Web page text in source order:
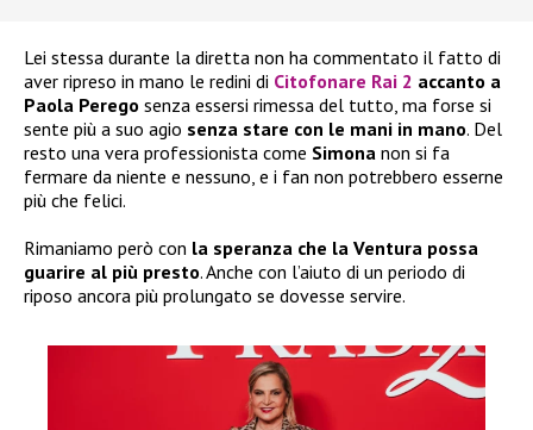
Lei stessa durante la diretta non ha commentato il fatto di
aver ripreso in mano le redini di Citofonare Rai 2 accanto a
Paola Perego senza essersi rimessa del tutto, ma forse si
sente più a suo agio senza stare con le mani in mano. Del
resto una vera professionista come Simona non si fa
fermare da niente e nessuno, e i fan non potrebbero esserne
più che felici.
Rimaniamo però con la speranza che la Ventura possa
guarire al più presto. Anche con l’aiuto di un periodo di
riposo ancora più prolungato se dovesse servire.